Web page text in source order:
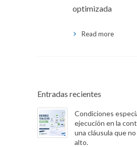
optimizada
Read more
Entradas recientes
Condiciones
ejecución en la
una cláusula que
alto.